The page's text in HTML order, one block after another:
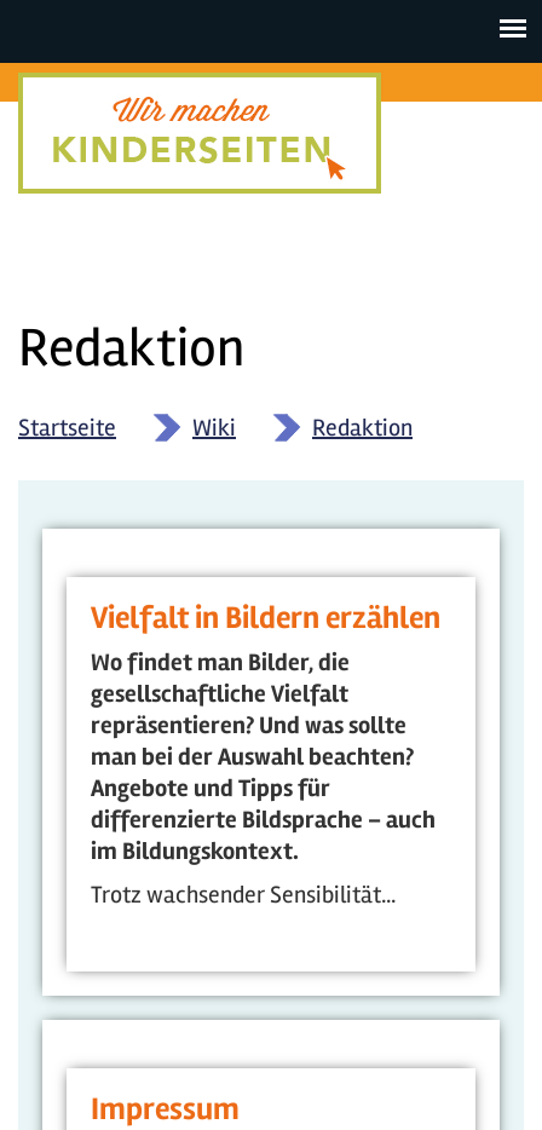
Toggle
Redaktion
Startseite » Wiki » Redaktion
Vielfalt in Bildern erzählen
Wo findet man Bilder, die
gesellschaftliche Vielfalt
repräsentieren? Und was sollte
man bei der Auswahl beachten?
Angebote und Tipps für
differenzierte Bildsprache – auch
im Bildungskontext.
Trotz wachsender Sensibilität...
Impressum